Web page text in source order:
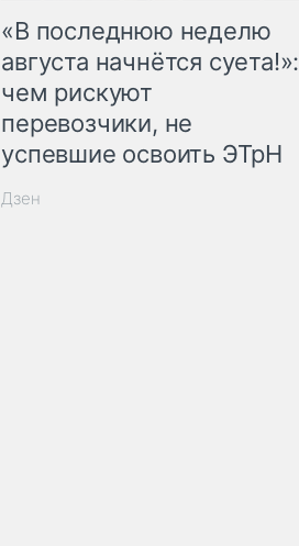
«В последнюю неделю
августа начнётся суета!»:
чем рискуют
перевозчики, не
успевшие освоить ЭТрН
Дзен